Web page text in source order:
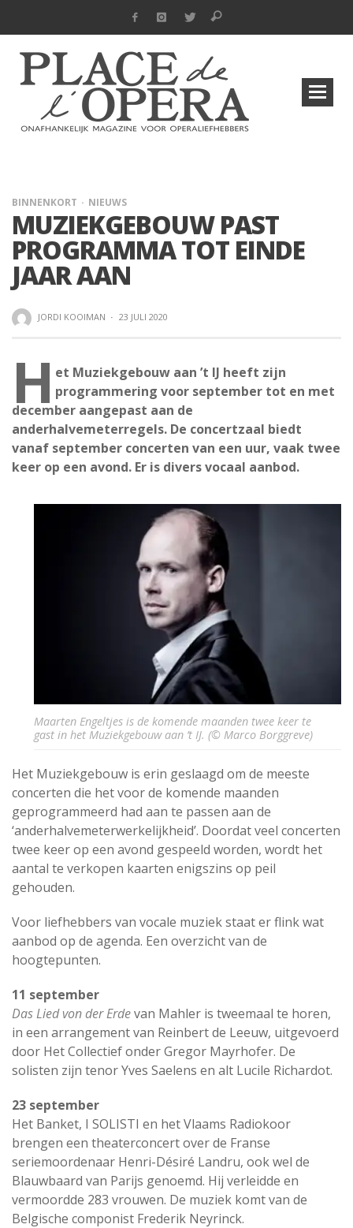
BINNENKORT NIEUWS
MUZIEKGEBOUW PAST
PROGRAMMA TOT EINDE
JAAR AAN
JORDI KOOIMAN · 23 JULI 2020
H et Muziekgebouw aan ’t IJ heeft zijn
programmering voor september tot en met
december aangepast aan de
anderhalvemeterregels. De concertzaal biedt
vanaf september concerten van een uur, vaak twee
keer op een avond. Er is divers vocaal aanbod.
Maarten Engeltjes is de komende maanden twee keer te
gast in het Muziekgebouw aan ’t IJ. (© Marco Borggreve)
Het Muziekgebouw is erin geslaagd om de meeste
concerten die het voor de komende maanden
geprogrammeerd had aan te passen aan de
‘anderhalvemeterwerkelijkheid’. Doordat veel concerten
twee keer op een avond gespeeld worden, wordt het
aantal te verkopen kaarten enigszins op peil
gehouden.
Voor liefhebbers van vocale muziek staat er flink wat
aanbod op de agenda. Een overzicht van de
hoogtepunten.
11 september
Das Lied von der Erdevan Mahler is tweemaal te horen,
in een arrangement van Reinbert de Leeuw, uitgevoerd
door Het Collectief onder Gregor Mayrhofer. De
solisten zijn tenor Yves Saelens en alt Lucile Richardot.
23 september
Het Banket, I SOLISTI en het Vlaams Radiokoor
brengen een theaterconcert over de Franse
seriemoordenaar Henri-Désiré Landru, ook wel de
Blauwbaard van Parijs genoemd. Hij verleidde en
vermoordde 283 vrouwen. De muziek komt van de
Belgische componist Frederik Neyrinck.